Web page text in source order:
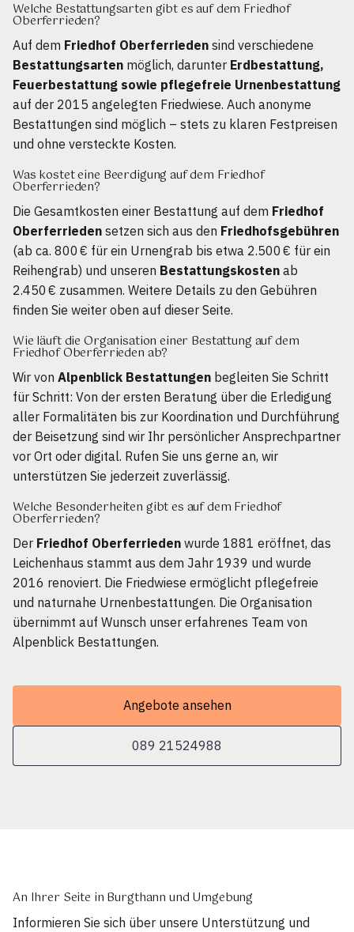
Welche Bestattungsarten gibt es auf dem Friedhof
Oberferrieden?
Auf dem Friedhof Oberferrieden sind verschiedene
Bestattungsarten möglich, darunter Erdbestattung,
Feuerbestattung sowie pflegefreie Urnenbestattung
auf der 2015 angelegten Friedwiese. Auch anonyme
Bestattungen sind möglich – stets zu klaren Festpreisen
und ohne versteckte Kosten.
Was kostet eine Beerdigung auf dem Friedhof
Oberferrieden?
Die Gesamtkosten einer Bestattung auf dem Friedhof
Oberferrieden setzen sich aus den Friedhofsgebühren
(ab ca. 800 € für ein Urnengrab bis etwa 2.500 € für ein
Reihengrab) und unseren Bestattungskosten ab
2.450 € zusammen. Weitere Details zu den Gebühren
finden Sie weiter oben auf dieser Seite.
Wie läuft die Organisation einer Bestattung auf dem
Friedhof Oberferrieden ab?
Wir von Alpenblick Bestattungen begleiten Sie Schritt
für Schritt: Von der ersten Beratung über die Erledigung
aller Formalitäten bis zur Koordination und Durchführung
der Beisetzung sind wir Ihr persönlicher Ansprechpartner
vor Ort oder digital. Rufen Sie uns gerne an, wir
unterstützen Sie jederzeit zuverlässig.
Welche Besonderheiten gibt es auf dem Friedhof
Oberferrieden?
Der Friedhof Oberferrieden wurde 1881 eröffnet, das
Leichenhaus stammt aus dem Jahr 1939 und wurde
2016 renoviert. Die Friedwiese ermöglicht pflegefreie
und naturnahe Urnenbestattungen. Die Organisation
übernimmt auf Wunsch unser erfahrenes Team von
Alpenblick Bestattungen.
Angebote ansehen
089 21524988
An Ihrer Seite in Burgthann und Umgebung
Informieren Sie sich über unsere Unterstützung und